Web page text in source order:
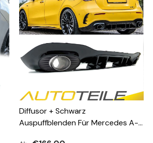
Diffusor + Schwarz
Auspuffblenden Für Mercedes A-